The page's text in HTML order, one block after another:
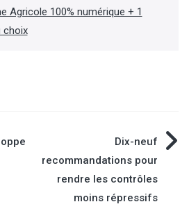
Agricole 100% numérique + 1
choix
Dix-neuf
recommandations pour
rendre les contrôles
moins répressifs